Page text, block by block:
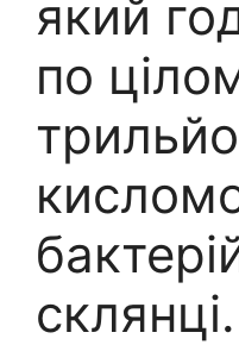
який
по
склянці.